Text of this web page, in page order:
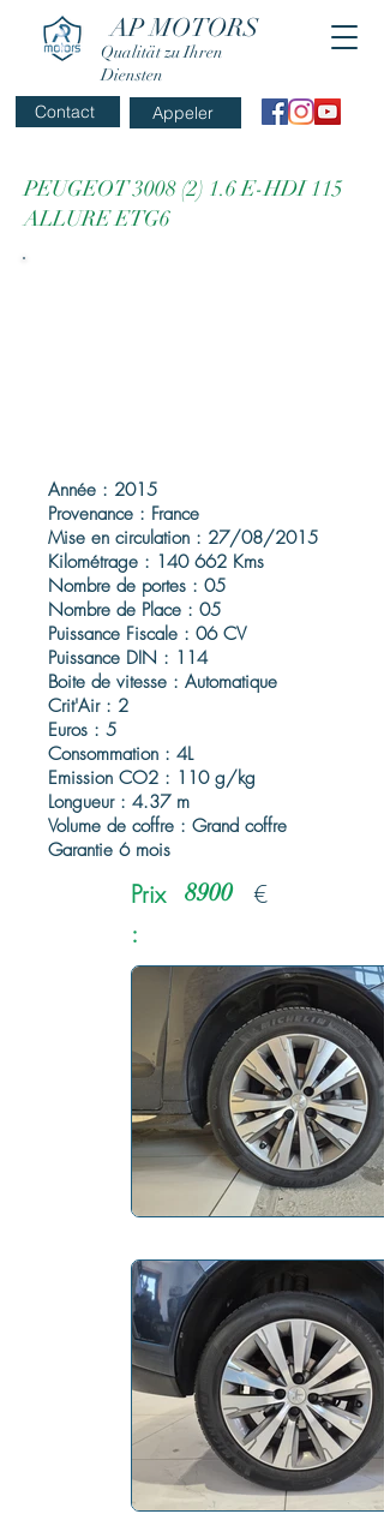
AP MOTORS
Qualität zu Ihren
Diensten
Appeler
Contact
PEUGEOT3008 (2) 1.6E-HDI 115
ALLURE ETG6
Année : 2015
Provenance : France
Mise en circulation : 27/08/2015
Kilométrage : 140 662 Kms
Nombre de portes : 05
Nombre de Place : 05
Puissance Fiscale : 06 CV
Puissance DIN : 114
Boite de vitesse : Automatique
Crit'Air : 2
Euros : 5
Consommation : 4L
Emission CO2 : 110 g/kg
Longueur : 4.37 m
Volume de coffre : Grand coffre
Garantie 6 mois
Prix
:
8900 €